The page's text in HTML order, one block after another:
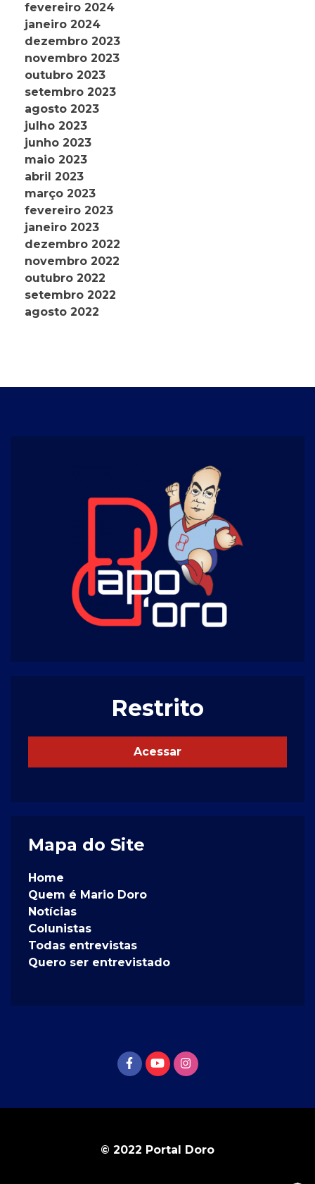
fevereiro 2024
janeiro 2024
dezembro 2023
novembro 2023
outubro 2023
setembro 2023
agosto 2023
julho 2023
junho 2023
maio 2023
abril 2023
março 2023
fevereiro 2023
janeiro 2023
dezembro 2022
novembro 2022
outubro 2022
setembro 2022
agosto 2022
Restrito
Acessar
Mapa do Site
Home
Quem é Mario Doro
Notícias
Colunistas
Todas entrevistas
Quero ser entrevistado
© 2022 Portal Doro